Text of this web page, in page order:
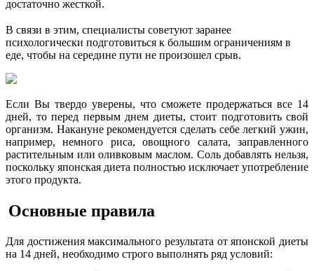
достаточно жесткой.
В связи в этим, специалисты советуют заранее
психологически подготовиться к большим ограничениям в
еде, чтобы на середине пути не произошел срыв.
Если Вы твердо уверены, что сможете продержаться все 14
дней, то перед первым днем диеты, стоит подготовить свой
организм. Накануне рекомендуется сделать себе легкий ужин,
например, немного риса, овощного салата, заправленного
растительным или оливковым маслом. Соль добавлять нельзя,
поскольку японская диета полностью исключает употребление
этого продукта.
Основные правила
Для достижения максимального результата от японской диеты
на 14 дней, необходимо строго выполнять ряд условий: